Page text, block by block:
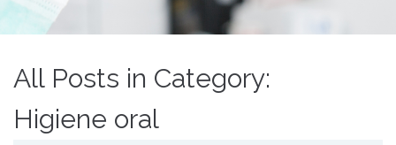
All Posts in Category:
Higiene oral